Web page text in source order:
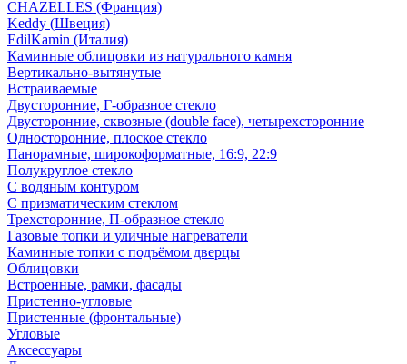
CHAZELLES (Франция)
Keddy (Швеция)
EdilKamin (Италия)
Каминные облицовки из натурального камня
Вертикально-вытянутые
Встраиваемые
Двусторонние, Г-образное стекло
Двусторонние, сквозные (double face), четырехсторонние
Односторонние, плоское стекло
Панорамные, широкоформатные, 16:9, 22:9
Полукруглое стекло
С водяным контуром
С призматическим стеклом
Трехсторонние, П-образное стекло
Газовые топки и уличные нагреватели
Каминные топки с подъёмом дверцы
Облицовки
Встроенные, рамки, фасады
Пристенно-угловые
Пристенные (фронтальные)
Угловые
Аксессуары